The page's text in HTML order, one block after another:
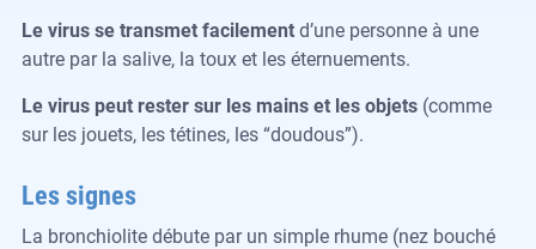
Le virus se transmet facilementd’une personne à une
autre par la salive, la toux et les éternuements.
Le virus peut rester sur les mains et les objets(comme
sur les jouets, les tétines, les “doudous”).
Les signes
La bronchiolite débute par un simple rhume (nez bouché